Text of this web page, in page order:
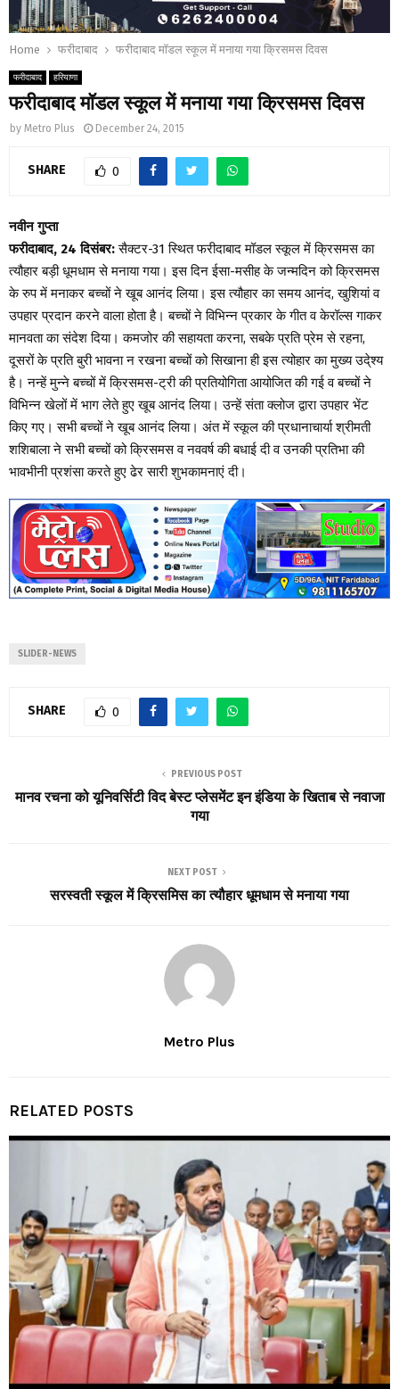
Home फरीदाबाद फरीदाबाद मॉडल स्कूल में मनाया गया क्रिसमस दिवस
फरीदाबाद हरियाणा
फरीदाबाद मॉडल स्कूल में मनाया गया क्रिसमस दिवस
by Metro Plus December 24, 2015
SHARE 0
नवीन गुप्ता
फरीदाबाद, 24 दिसंबर:सैक्टर-31 स्थित फरीदाबाद मॉडल स्कूल में क्रिसमस का
त्यौहार बड़ी धूमधाम से मनाया गया। इस दिन ईसा-मसीह के जन्मदिन को क्रिसमस
के रुप में मनाकर बच्चों ने खूब आनंद लिया। इस त्यौहार का समय आनंद, खुशियां व
उपहार प्रदान करने वाला होता है। बच्चों ने विभिन्न प्रकार के गीत व केरॉल्स गाकर
मानवता का संदेश दिया। कमजोर की सहायता करना, सबके प्रति प्रेम से रहना,
दूसरों के प्रति बुरी भावना न रखना बच्चों को सिखाना ही इस त्योहार का मुख्य उदे्श्य
है। नन्हें मुन्ने बच्चों में क्रिसमस-ट्री की प्रतियोगिता आयोजित की गई व बच्चों ने
विभिन्न खेलों में भाग लेते हुए खूब आनंद लिया। उन्हें संता क्लोज द्वारा उपहार भेंट
किए गए। सभी बच्चों ने खूब आनंद लिया। अंत में स्कूल की प्रधानाचार्या श्रीमती
शशिबाला ने सभी बच्चों को क्रिसमस व नववर्ष की बधाई दी व उनकी प्रतिभा की
भावभीनी प्रशंसा करते हुए ढेर सारी शुभकामनाएं दी।
SLIDER-NEWS
SHARE 0
PREVIOUS POST
मानव रचना को यूनिवर्सिटी विद बेस्ट प्लेसमेंट इन इंडिया के खिताब से नवाजा
गया
NEXT POST
सरस्वती स्कूल में क्रिसमिस का त्यौहार धूमधाम से मनाया गया
Metro Plus
RELATED POSTS